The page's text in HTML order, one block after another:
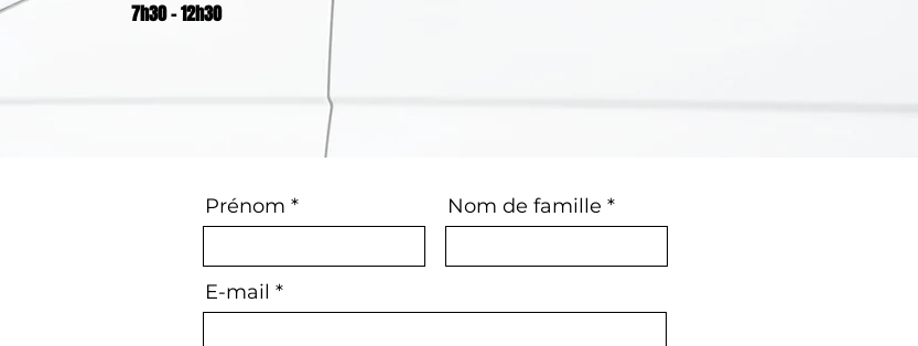
7h30 - 12h30
Prénom Nom de famille
E-mail